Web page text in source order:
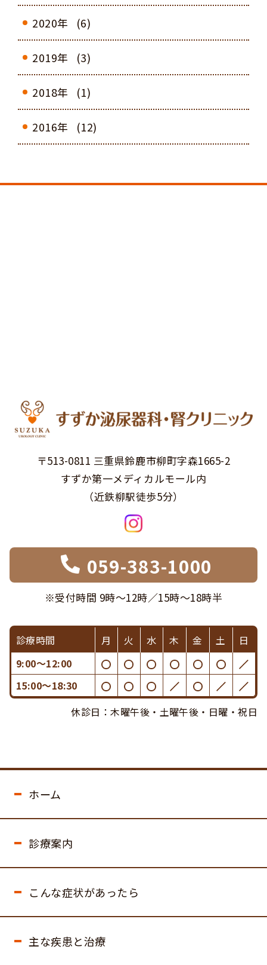
2020年 (6)
2019年 (3)
2018年 (1)
2016年 (12)
〒513-0811 三重県鈴鹿市柳町字森1665-2
すずか第一メディカルモール内
（近鉄柳駅徒歩5分）
059-383-1000
※受付時間 9時〜12時／15時〜18時半
診療時間 月 火 水 木 金 土
日
9:00〜12:00
15:00〜18:30
休診日：木曜午後・土曜午後・日曜・祝日
ホーム
診療案内
こんな症状があったら
主な疾患と治療